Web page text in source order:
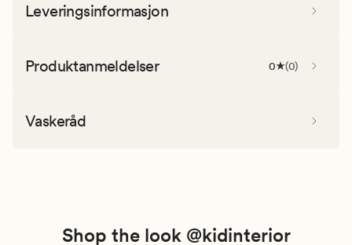
Leveringsinformasjon
Produktanmeldelser 0 (0)
Vaskeråd
Shop the look @kidinterior